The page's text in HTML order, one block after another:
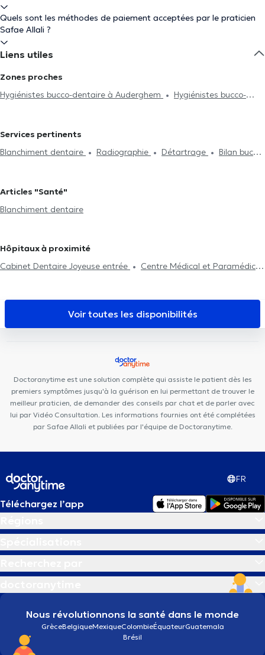
Quels sont les méthodes de paiement acceptées par le praticien
Safae Allali ?
Liens utiles
Zones proches
Hygiénistes bucco-dentaire à Auderghem
Hygiénistes bucco-
Services pertinents
Blanchiment dentaire
Radiographie Détartrage
Bilan bucco-
Articles "Santé"
Blanchiment dentaire
Hôpitaux à proximité
Cabinet Dentaire Joyeuse entrée
Centre Médical et Paramédical
La Maison PsyCol European Medical Center
Chiropratique Bruxelles
Centre PsyCol Schuman Lalaing
Eurocare Medical Center
Cabinet d'Ostéopathie Capiaumont
Voir toutes les disponibilités
Doctoranytime est une solution complète qui assiste le patient dès les
premiers symptômes jusqu'à la guérison en lui permettant de trouver le
meilleur praticien, de demander des conseils par chat et de parler avec
lui par Vidéo Consultation. Les informations fournies ont été complétées
par Safae Allali et publiées par l'équipe de Doctoranytime.
FR
Téléchargez l’app
Nous révolutionnons la santé dans le monde
GrèceBelgiqueMexiqueColombieÉquateurGuatemala
Brésil